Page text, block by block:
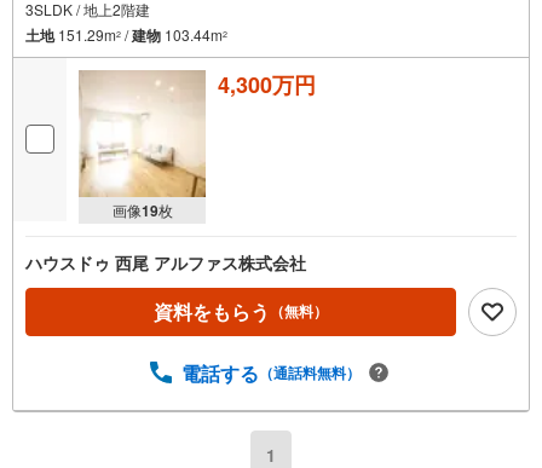
3SLDK / 地上2階建
土地151.29m2 /建物 103.44m2
画像19枚
4,300万円
ハウスドゥ 西尾 アルファス株式会社
資料をもらう （無料）
電話する （通話料無料）
1